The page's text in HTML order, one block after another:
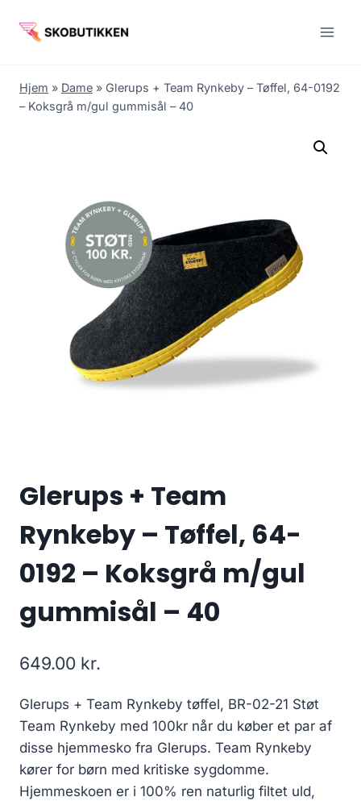
Hjem » Dame » Glerups + Team Rynkeby – Tøffel, 64-0192
– Koksgrå m/gul gummisål – 40
Glerups + Team
Rynkeby – Tøffel, 64-
0192 – Koksgrå m/gul
gummisål – 40
649.00 kr.
Glerups + Team Rynkeby tøffel, BR-02-21 Støt
Team Rynkeby med 100kr når du køber et par af
disse hjemmesko fra Glerups. Team Rynkeby
kører for børn med kritiske sygdomme.
Hjemmeskoen er i 100% ren naturlig filtet uld,